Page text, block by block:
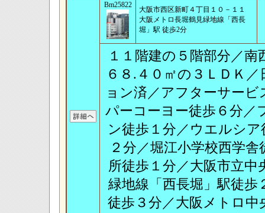
Bm25822
大阪市西区新町４丁目１０－１１
大阪メトロ長堀鶴見緑地線「西長
堀」駅 徒歩2分
１１階建の５階部分／
６８.４０㎡の３ＬＤＫ
ョン済／アフターサー
パーコーヨー徒歩６分／
ン徒歩１分／ウエルシ
２分／堀江小学校西学
所徒歩１分／大阪市立
緑地線「西長堀」駅徒歩
徒歩３分／大阪メトロ